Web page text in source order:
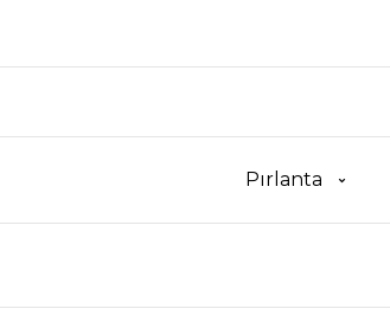
Pırlanta